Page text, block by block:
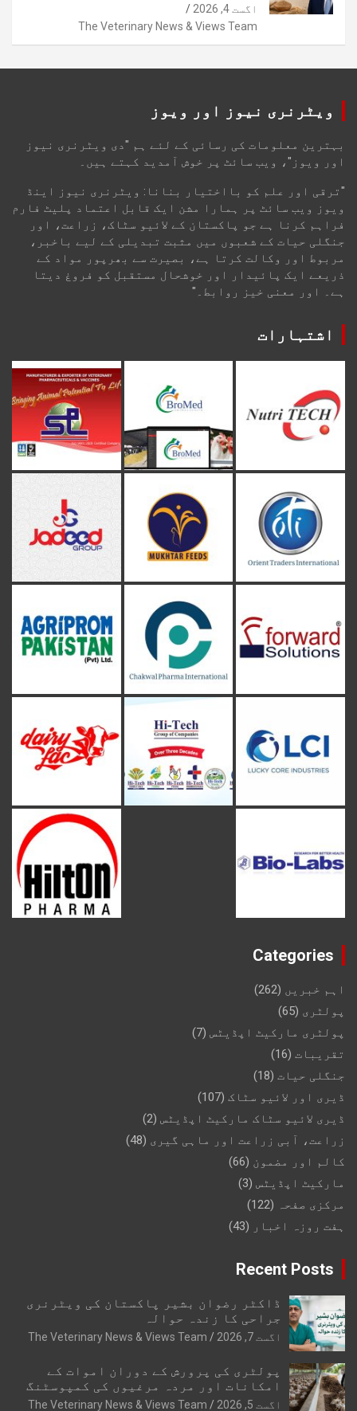
اگست 4, 2026
The Veterinary News & Views Team
ویٹرنری نیوز اور ویوز
بہترین معلومات کی رسائی کے لئے ہم "دی ویٹرنری نیوز
اور ویوز"، ویب سائٹ پر خوش آمدید کہتے ہیں۔
"ترقی اور علم کو بااختیار بنانا: ویٹرنری نیوز اینڈ
ویوز ویب سائٹ پر ہمارا مشن ایک قابل اعتماد پلیٹ فارم
فراہم کرنا ہے جو پاکستان کے لائیو سٹاک، زراعت، اور
جنگلی حیات کے شعبوں میں مثبت تبدیلی کے لیے باخبر،
مربوط اور وکالت کرتا ہے، بصیرت سے بھرپور مواد کے
ذریعے ایک پائیدار اور خوشحال مستقبل کو فروغ دیتا
ہے۔ اور معنی خیز روابط۔"
اشتہارات
Categories
اہم خبریں (262)
پولٹری (65)
پولٹری مارکیٹ اپڈیٹس (7)
تقریبات (16)
جنگلی حیات (18)
ڈیری اور لائیو سٹاک (107)
ڈیری لائیو سٹاک مارکیٹ اپڈیٹس (2)
زراعت، آبی زراعت اور ماہی گیری (48)
کالم اور مضمون (66)
مارکیٹ اپڈیٹس (3)
مرکزی صفحہ (122)
ہفت روزہ اخبار (43)
Recent Posts
ڈاکٹر رضوان بشیر پاکستان کی ویٹرنری
جراحی کا زندہ حوالہ
اگست 7, 2026 The Veterinary News & Views Team
پولٹری کی پرورش کے دوران اموات کے
امکانات اور مردہ مرغیوں کی کمپوسٹنگ
اگست 5, 2026 The Veterinary News & Views Team